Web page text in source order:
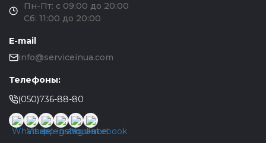
Пн-Пт: с 09:00 до 20:00
Сб: 11:00 до 20:00
E-mail
info@serviceinua.com
Телефоны:
(050)736-88-80